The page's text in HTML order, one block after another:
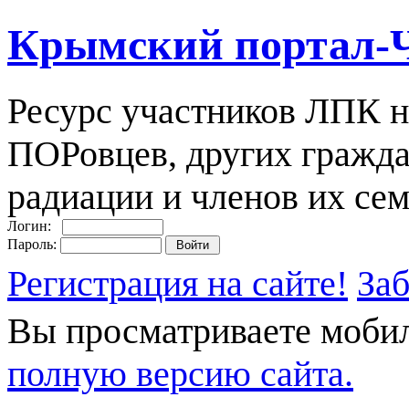
Крымский портал-
Ресурс участников ЛПК
ПОРовцев, других
радиации и членов их
Логин:
Пароль:
Регистрация на сайте!
Вы просматриваете
полную версию сайта.